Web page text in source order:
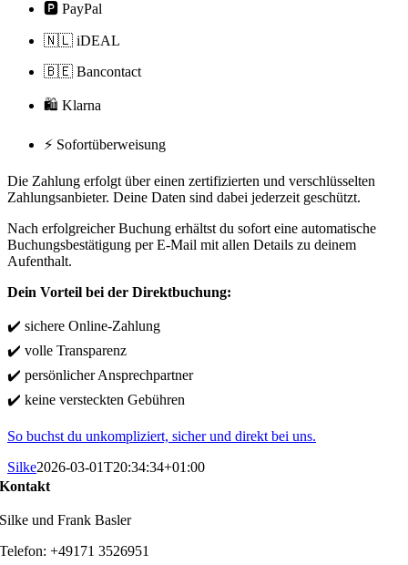
🅿️ PayPal
🇳🇱 iDEAL
🇧🇪 Bancontact
🛍 Klarna
⚡ Sofortüberweisung
Die Zahlung erfolgt über einen zertifizierten und verschlüsselten
Zahlungsanbieter. Deine Daten sind dabei jederzeit geschützt.
Nach erfolgreicher Buchung erhältst du sofort eine automatische
Buchungsbestätigung per E-Mail mit allen Details zu deinem
Aufenthalt.
Dein Vorteil bei der Direktbuchung:
✔️ sichere Online-Zahlung
✔️ volle Transparenz
✔️ persönlicher Ansprechpartner
✔️ keine versteckten Gebühren
So buchst du unkompliziert, sicher und direkt bei uns.
Silke2026-03-01T20:34:34+01:00
Kontakt
Silke und Frank Basler
Telefon: +49171 3526951